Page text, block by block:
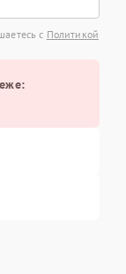
с Политикой